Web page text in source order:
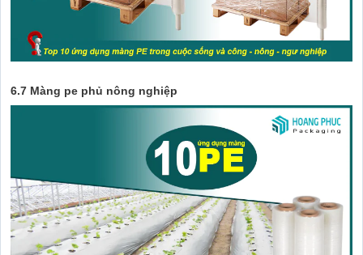
6.7 Màng pe phủ nông nghiệp